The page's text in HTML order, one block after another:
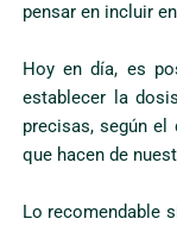
pensar en incluir
Hoy en día, es
establecer la
precisas, según
que hacen de
Lo recomendable